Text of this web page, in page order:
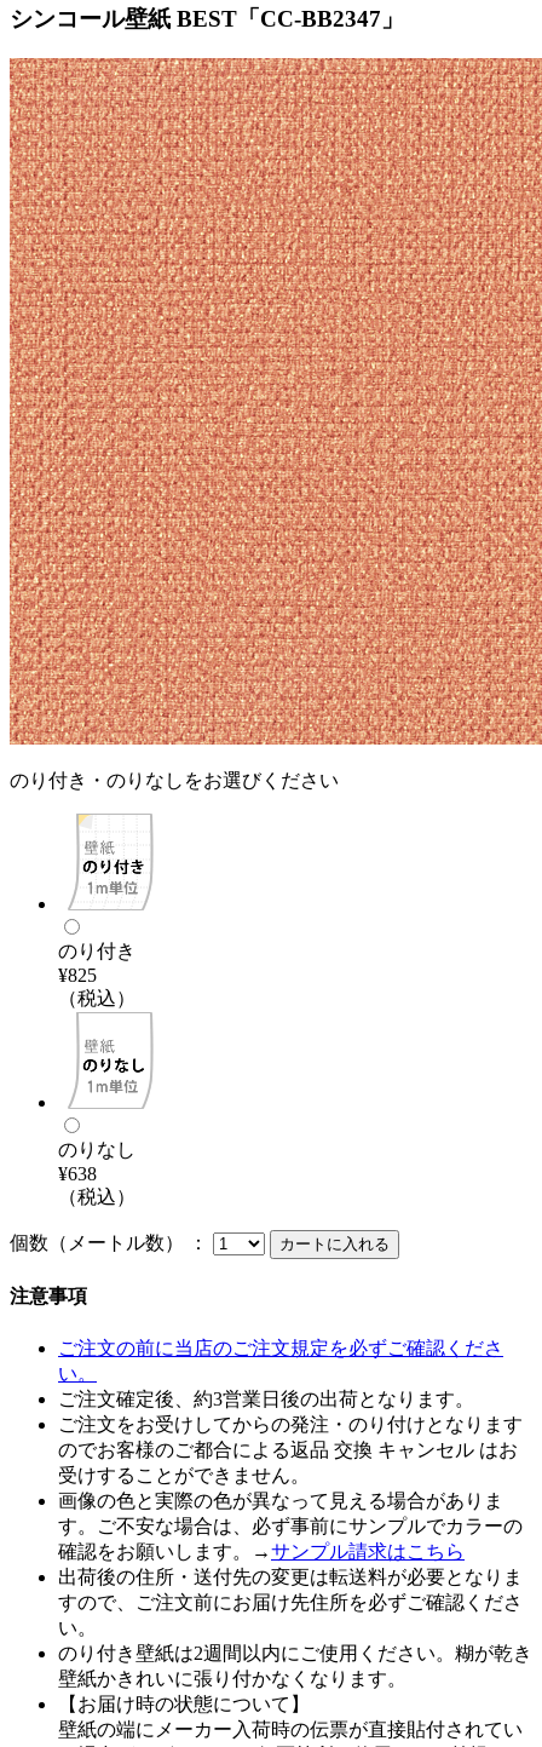
シンコール壁紙 BEST「CC-BB2347」
のり付き・のりなしをお選びください
のり付き
¥825
（税込）
のりなし
¥638
（税込）
個数（メートル数） ：
注意事項
ご注文の前に当店のご注文規定を必ずご確認くださ
い。
ご注文確定後、約3営業日後の出荷となります。
ご注文をお受けしてからの発注・のり付けとなります
のでお客様のご都合による返品 交換 キャンセル はお
受けすることができません。
画像の色と実際の色が異なって見える場合がありま
す。ご不安な場合は、必ず事前にサンプルでカラーの
確認をお願いします。→サンプル請求はこちら
出荷後の住所・送付先の変更は転送料が必要となりま
すので、ご注文前にお届け先住所を必ずご確認くださ
い。
のり付き壁紙は2週間以内にご使用ください。糊が乾き
壁紙かきれいに張り付かなくなります。
【お届け時の状態について】
壁紙の端にメーカー入荷時の伝票が直接貼付されてい